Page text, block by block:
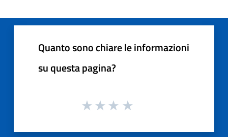
Quanto sono chiare le informazioni
su questa pagina?